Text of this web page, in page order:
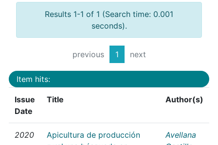
Results 1-1 of 1 (Search time: 0.001
seconds).
previous 1 next
Item hits:
Issue
Date
Title Author(s)
2020
Apicultura de producción
Avellana